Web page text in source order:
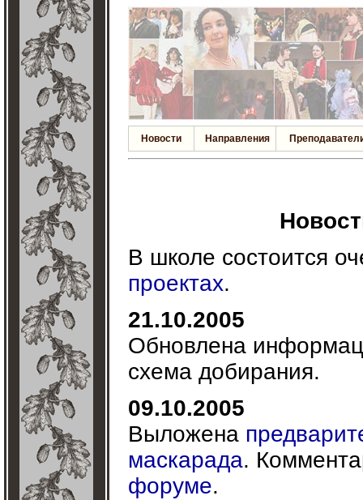
Новости Направления
В школе состоится
проектах.
21.10.2005
Обновлена
схема добирания.
09.10.2005
Выложена
маскарада.
форуме.